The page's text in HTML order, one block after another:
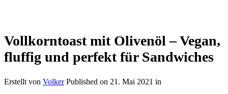
Vollkorntoast mit Olivenöl – Vegan,
fluffig und perfekt für Sandwiches
Erstellt von Volker Published on 21. Mai 2021 in